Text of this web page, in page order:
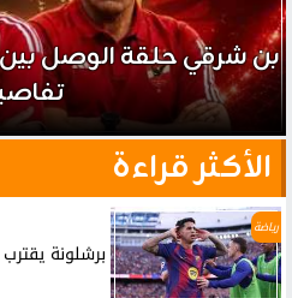
بن شرقي حلقة الوصل بين
الأكثر قراءة
رياضة
برشلونة